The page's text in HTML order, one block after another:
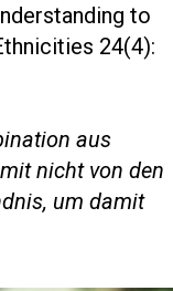
to
24(4):
aus
nicht von den
um damit